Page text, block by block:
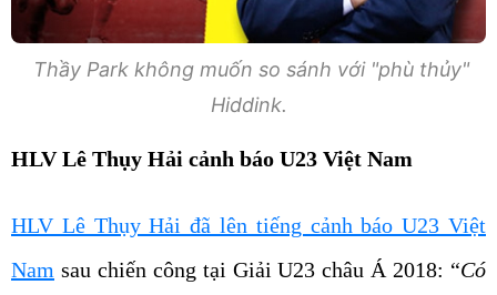
Thầy Park không muốn so sánh với "phù thủy"
Hiddink.
HLV Lê Thụy Hải cảnh báo U23 Việt Nam
HLV Lê Thụy Hải đã lên tiếng cảnh báo U23 Việt
Nam sau chiến công tại Giải U23 châu Á 2018: “Có